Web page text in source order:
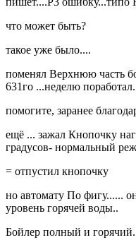
что может быть?
такое уже было....
поменял Верхнюю часть
631го ...неделю
помогите, заранее
ещё ... зажал Кнопочку
градусов- нормальный
= отпустил кнопочку
но автомату По фигу......
уровень горячей воды..
Бойлер полный и